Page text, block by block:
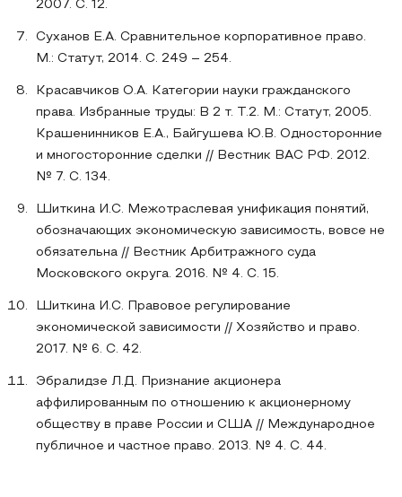
2007. С. 12.
Суханов Е.А. Сравнительное корпоративное право.
М.: Статут, 2014. С. 249 – 254.
Красавчиков О.А. Категории науки гражданского
права. Избранные труды: В 2 т. Т.2. М.: Статут, 2005.
Крашенинников Е.А., Байгушева Ю.В. Односторонние
и многосторонние сделки // Вестник ВАС РФ. 2012.
№ 7. С. 134.
Шиткина И.С. Межотраслевая унификация понятий,
обозначающих экономическую зависимость, вовсе не
обязательна // Вестник Арбитражного суда
Московского округа. 2016. № 4. С. 15.
Шиткина И.С. Правовое регулирование
экономической зависимости // Хозяйство и право.
2017. № 6. С. 42.
Эбралидзе Л.Д. Признание акционера
аффилированным по отношению к акционерному
обществу в праве России и США // Международное
публичное и частное право. 2013. № 4. С. 44.